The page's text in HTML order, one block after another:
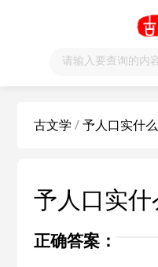
古文学 /予人口实什
予人口实什
正确答案：